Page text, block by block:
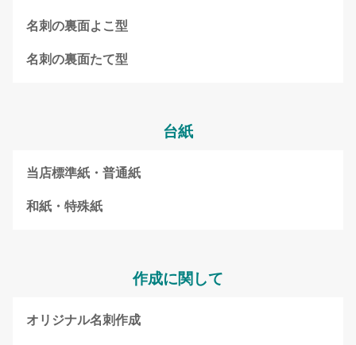
名刺の裏面よこ型
名刺の裏面たて型
台紙
当店標準紙・普通紙
和紙・特殊紙
作成に関して
オリジナル名刺作成